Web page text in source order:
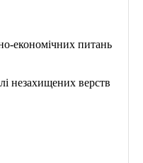
економічних питань
незахищених верств